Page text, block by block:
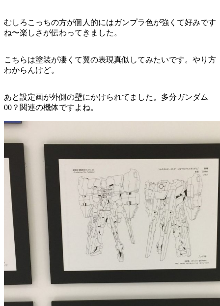
むしろこっちの方が個人的にはガンプラ色が強くて好みです
ね〜楽しさが伝わってきました。
こちらは塗装が凄くて翼の表現真似してみたいです。やり方
わからんけど。
あと設定画が外側の壁にかけられてました。多分ガンダム
00？関連の機体ですよね。